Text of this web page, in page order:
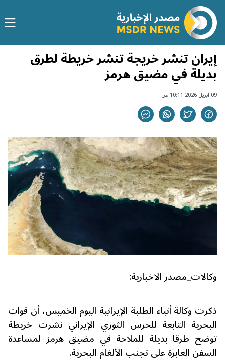
إيران تنشر خريجة تنشر خريطة لطرق
بديلة في مضيق هرمز
09 أبريل 2026 10:11 ص
وكالات_مصدر الاخبارية:
ذكرت وكالة أنباء الطلبة الإيرانية اليوم الخميس، أن قوات
البحرية التابعة للحرس الثوري الإيراني نشرت خريطة
توضح طرقا بديلة للملاحة في مضيق هرمز لمساعدة
السفن العابرة على تجنب الألغام البحرية.